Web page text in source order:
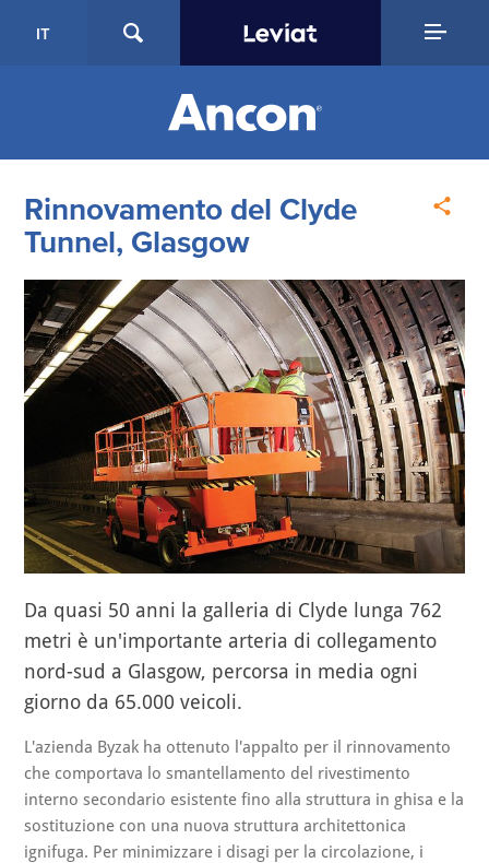
IT
Rinnovamento del Clyde
Tunnel, Glasgow
Da quasi 50 anni la galleria di Clyde lunga 762
metri è un'importante arteria di collegamento
nord-sud a Glasgow, percorsa in media ogni
giorno da 65.000 veicoli.
L'azienda Byzak ha ottenuto l'appalto per il rinnovamento
che comportava lo smantellamento del rivestimento
interno secondario esistente fino alla struttura in ghisa e la
sostituzione con una nuova struttura architettonica
ignifuga. Per minimizzare i disagi per la circolazione, i